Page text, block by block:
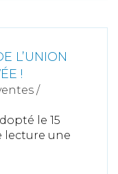
L’UNION
!
/
le 15
lecture une